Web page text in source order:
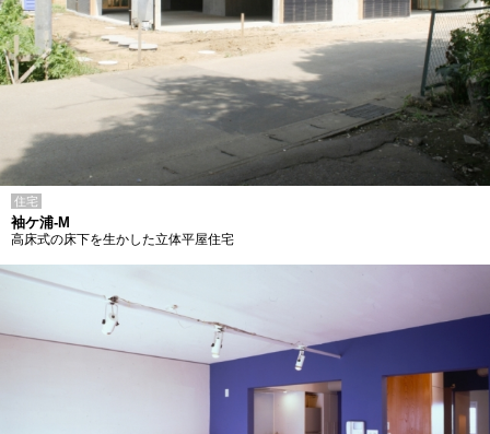
住宅
袖ケ浦-M
高床式の床下を生かした立体平屋住宅